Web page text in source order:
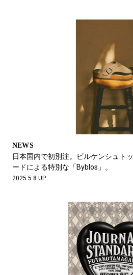
NEWS
日本国内で初別注。ビルケンシュト
ードによる特別な「Byblos」。
2025.5.8 UP